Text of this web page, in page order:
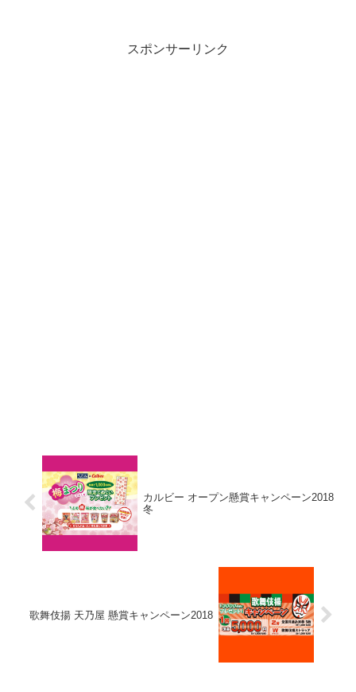
スポンサーリンク
カルビー オープン懸賞キャンペーン2018
冬
歌舞伎揚 天乃屋 懸賞キャンペーン2018